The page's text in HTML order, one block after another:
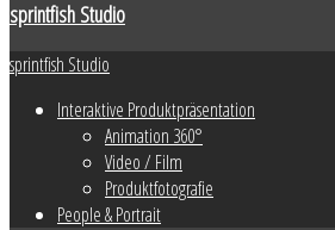
sprintfish Studio
sprintfish Studio
Interaktive Produktpräsentation
Animation 360°
Video / Film
Produktfotografie
People & Portrait